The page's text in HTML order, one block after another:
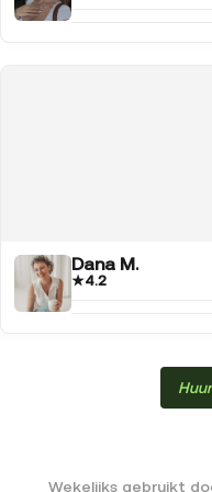
Dana M.
★4.2
Wekelijks gebruikt